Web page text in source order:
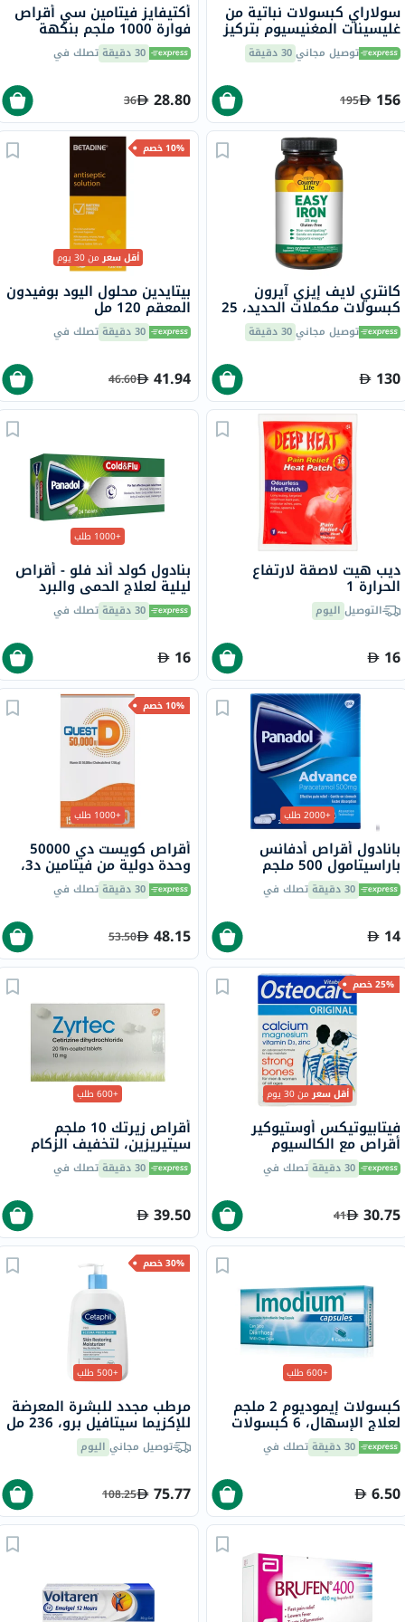
سولاراي كبسولات نباتية من
غليسينات المغنيسيوم بتركيز
350 ملجم لصحة العظام
والعضلات حزمة من 120
توصيل مجاني30 دقيقة
156
195
أكتيفايز فيتامين سي أقراص
فوارة 1000 ملجم بنكهة
البرتقال حزمة من 20
30 دقيقة تصلك في
28.80
36
كانتري لايف إيزي آيرون
كبسولات مكملات الحديد، 25
ملجم، لعلاج نقص الحديد،
حزمة من 90توصيل مجاني30 دقيقة
130
10% خصم
أقل سعرمن 30 يوم
بيتايدين محلول اليود بوفيدون
المعقم 120 مل
30 دقيقة تصلك في
41.94
46.60
ديب هيت لاصقة لارتفاع
الحرارة 1
التوصيل اليوم
16
+1000 طلب
بنادول كولد أند فلو - أقراص
ليلية لعلاج الحمى والبرد
والإنفلونزا، 24 قرص
30 دقيقة تصلك في
16
+2000 طلب
بانادول أقراص أدفانس
باراسيتامول 500 ملجم
قرص 30 دقيقة تصلك في
14
10% خصم
+1000 طلب
أقراص كويست دي 50000
وحدة دولية من فيتامين د3،
15 قرص 30 دقيقة تصلك في
48.15
53.50
25% خصم
أقل سعرمن 30 يوم
فيتابيوتيكس أوستيوكير
أقراص مع الكالسيوم
والزنك لقوة العظام، 30 قرص
30 دقيقة تصلك في
30.75
41
+600 طلب
أقراص زيرتك 10 ملجم
سيتيريزين، لتخفيف الزكام
والحساسية، 20 قرص
30 دقيقة تصلك في
39.50
+600 طلب
كبسولات إيموديوم 2 ملجم
لعلاج الإسهال، 6 كبسولات
30 دقيقة تصلك في
6.50
30% خصم
+500 طلب
مرطب مجدد للبشرة المعرضة
للإكزيما سيتافيل برو، 236 مل
توصيل مجاني اليوم
75.77
108.25